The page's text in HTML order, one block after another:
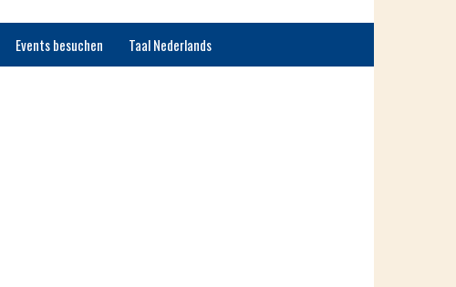
Events besuchen Taal Nederlands